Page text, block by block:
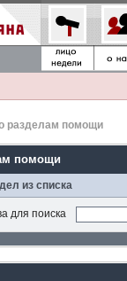
разделам помощи
помощи
из списка
для поиска